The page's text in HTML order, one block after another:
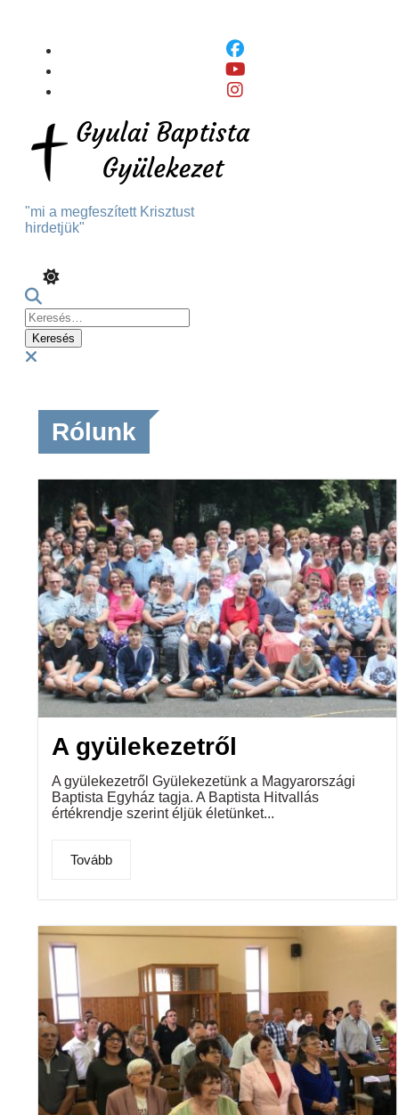
Content
"mi a megfeszített Krisztust
hirdetjük"
Keresés:
Rólunk
A gyülekezetről
A gyülekezetről Gyülekezetünk a Magyarországi
Baptista Egyház tagja. A Baptista Hitvallás
értékrendje szerint éljük életünket...
Tovább